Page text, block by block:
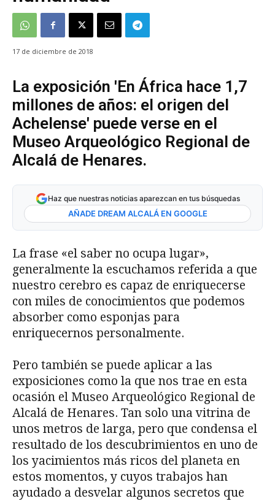
17 de diciembre de 2018
La exposición 'En África hace 1,7
millones de años: el origen del
Achelense' puede verse en el
Museo Arqueológico Regional de
Alcalá de Henares.
Haz que nuestras noticias aparezcan en tus búsquedas
AÑADE DREAM ALCALÁ EN GOOGLE
La frase «el saber no ocupa lugar»,
generalmente la escuchamos referida a que
nuestro cerebro es capaz de enriquecerse
con miles de conocimientos que podemos
absorber como esponjas para
enriquecernos personalmente.
Pero también se puede aplicar a las
exposiciones como la que nos trae en esta
ocasión el Museo Arqueológico Regional de
Alcalá de Henares. Tan solo una vitrina de
unos metros de larga, pero que condensa el
resultado de los descubrimientos en uno de
los yacimientos más ricos del planeta en
estos momentos, y cuyos trabajos han
ayudado a desvelar algunos secretos que